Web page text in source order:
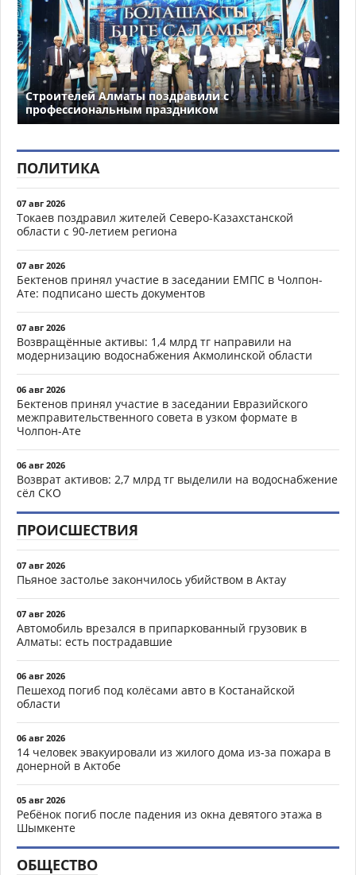
Строителей Алматы поздравили с
профессиональным праздником
ПОЛИТИКА
07 авг 2026
Токаев поздравил жителей Северо-Казахстанской
области с 90-летием региона
07 авг 2026
Бектенов принял участие в заседании ЕМПС в Чолпон-
Ате: подписано шесть документов
07 авг 2026
Возвращённые активы: 1,4 млрд тг направили на
модернизацию водоснабжения Акмолинской области
06 авг 2026
Бектенов принял участие в заседании Евразийского
межправительственного совета в узком формате в
Чолпон-Ате
06 авг 2026
Возврат активов: 2,7 млрд тг выделили на водоснабжение
сёл СКО
ПРОИСШЕСТВИЯ
07 авг 2026
Пьяное застолье закончилось убийством в Актау
07 авг 2026
Автомобиль врезался в припаркованный грузовик в
Алматы: есть пострадавшие
06 авг 2026
Пешеход погиб под колёсами авто в Костанайской
области
06 авг 2026
14 человек эвакуировали из жилого дома из-за пожара в
донерной в Актобе
05 авг 2026
Ребёнок погиб после падения из окна девятого этажа в
Шымкенте
ОБЩЕСТВО